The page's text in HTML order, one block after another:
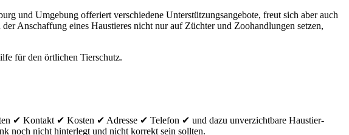
und Umgebung offeriert verschiedene Unterstützungsangebote, freut sich aber auch
Anschaffung eines Haustieres nicht nur auf Züchter und Zoohandlungen setzen,
für den örtlichen Tierschutz.
✔ Kontakt ✔ Kosten ✔ Adresse ✔ Telefon ✔ und dazu unverzichtbare Haustier-
noch nicht hinterlegt und nicht korrekt sein sollten.